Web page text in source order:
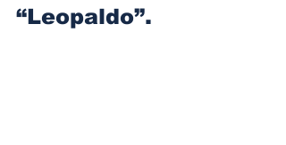
“Leopaldo”.